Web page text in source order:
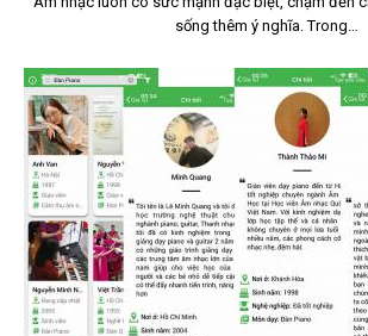
sống thêm ý nghĩa. Trong…